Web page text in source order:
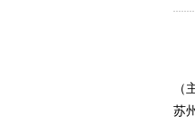
苏